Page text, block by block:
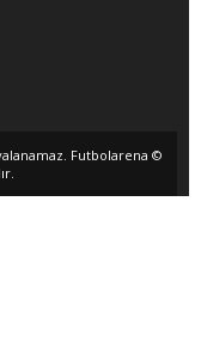
Futbolarena ©